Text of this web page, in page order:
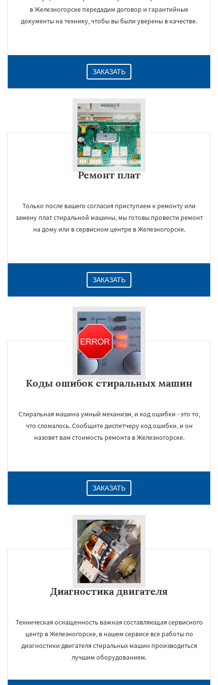
в Железногорске передадим договор и гарантийные
документы на технику, чтобы вы были уверены в качестве.
ЗАКАЗАТЬ
Ремонт плат
Только после вашего согласия приступаем к ремонту или
замену плат стиральной машины, мы готовы провести ремонт
на дому или в сервисном центре в Железногорске.
ЗАКАЗАТЬ
Коды ошибок стиральных машин
Стиральная машина умный механизм, и код ошибки - это то,
что сломалось. Сообщите диспетчеру код ошибки, и он
назовет вам стоимость ремонта в Железногорске.
ЗАКАЗАТЬ
Диагностика двигателя
Техническая оснащенность важная составляющая сервисного
центр в Железногорске, в нашем сервисе все работы по
диагностики двигателя стиральных машин производиться
лучшим оборудованием.